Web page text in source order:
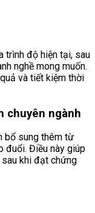
trình độ hiện tại, sau
nghề mong muốn.
và tiết kiệm thời
chuyên ngành
bổ sung thêm từ
đuổi. Điều này giúp
khi đạt chứng